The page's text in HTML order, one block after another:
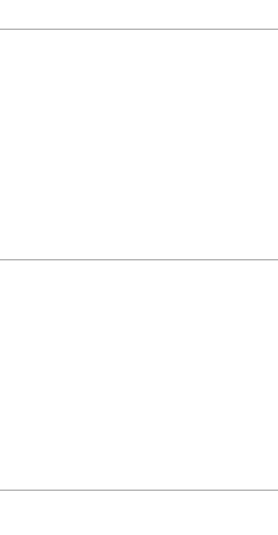
فرارا من مستعمر يمد
زرعوا فتنة كبرى حين قسمو
ابيض وهو الطوارق فاشرعوا
في الصحراء ..هاربان من
أن يقترف الكائن رذيلةً اسمها
المعشوقة .. عن الوطن .. وعن